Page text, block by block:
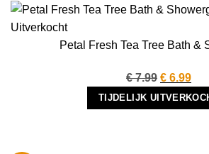
Uitverkocht
Petal Fresh Tea Tree Bath &
€7.99
prijs
was:
€ 6.99
is:
TIJDELIJK